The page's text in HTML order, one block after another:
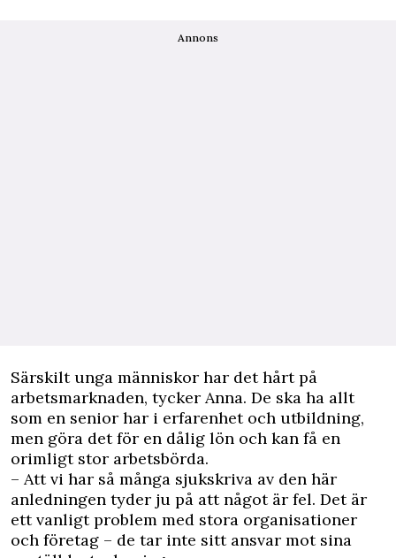
Annons
Särskilt unga människor har det hårt på
arbetsmarknaden, tycker Anna. De ska ha allt
som en senior har i erfarenhet och utbildning,
men göra det för en dålig lön och kan få en
orimligt stor arbetsbörda.
– Att vi har så många sjukskriva av den här
anledningen tyder ju på att något är fel. Det är
ett vanligt problem med stora organisationer
och företag – de tar inte sitt ansvar mot sina